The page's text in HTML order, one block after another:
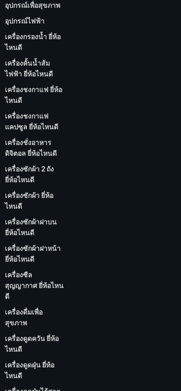
อุปกรณ์เพื่อสุขภาพ
อุปกรณ์ไฟฟ้า
เครื่องกรองน้ำ ยี่ห้อ
ไหนดี
เครื่องคั้นน้ำส้ม
ไฟฟ้า ยี่ห้อไหนดี
เครื่องชงกาแฟ ยี่ห้อ
ไหนดี
เครื่องชงกาแฟ
แคปซูล ยี่ห้อไหนดี
เครื่องชั่งอาหาร
ดิจิตอล ยี่ห้อไหนดี
เครื่องซักผ้า 2 ถัง
ยี่ห้อไหนดี
เครื่องซักผ้า ยี่ห้อ
ไหนดี
เครื่องซักผ้าฝาบน
ยี่ห้อไหนดี
เครื่องซักผ้าฝาหน้า
ยี่ห้อไหนดี
เครื่องซีล
สุญญากาศ ยี่ห้อไหน
ดี
เครื่องดื่มเพื่อ
สุขภาพ
เครื่องดูดควัน ยี่ห้อ
ไหนดี
เครื่องดูดฝุ่น ยี่ห้อ
ไหนดี